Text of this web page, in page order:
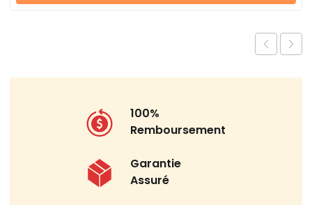
100%
Remboursement
Garantie
Assuré